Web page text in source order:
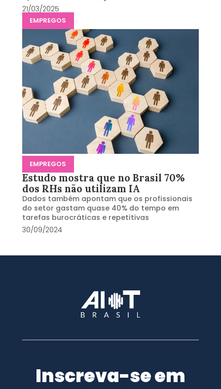
21/03/2025
EMPREGOS
EMPREGOS
Estudo mostra que no Brasil 70%
dos RHs não utilizam IA
Dados também apontam que os profissionais
do setor gastam quase 40% do tempo em
tarefas burocráticas e repetitivas
30/09/2024
Inscreva-se em